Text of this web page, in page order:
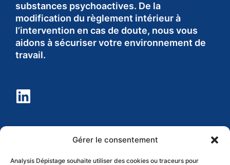
Gérer le consentement
Analysis Dépistage souhaite utiliser des cookies ou traceurs pour
substances psychoactives. De la
modification du règlement intérieur à
l’intervention en cas de doute, nous vous
aidons à sécuriser votre environnement de
travail.
Informations